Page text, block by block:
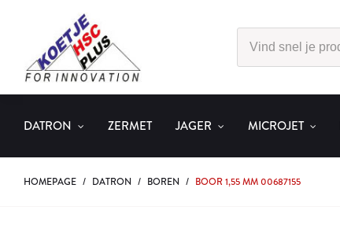
DATRON ZERMET JAGER MICROJET
HOMEPAGE / DATRON / BOREN / BOOR 1,55 MM 00687155